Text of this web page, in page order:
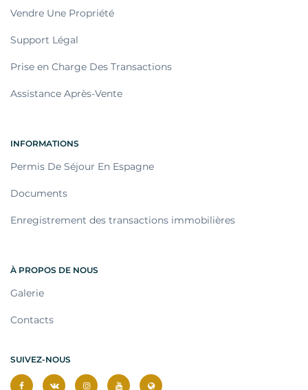
Vendre Une Propriété
Support Légal
Prise en Charge Des Transactions
Assistance Après-Vente
INFORMATIONS
Permis De Séjour En Espagne
Documents
Enregistrement des transactions immobilières
À PROPOS DE NOUS
Galerie
Contacts
SUIVEZ-NOUS